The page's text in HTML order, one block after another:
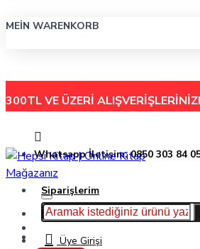
MEIN WARENKORB
300TL VE ÜZERİ
Whatsapp İletişim: 0850 303 84
Siparişlerim
Hakkımızda
İletişimÜye Girişi